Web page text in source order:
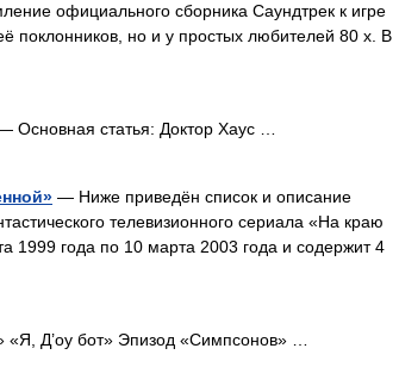
официального сборника Саундтрек к игре
поклонников, но и у простых любителей 80 х. В
Основная статья: Доктор Хаус …
— Ниже приведён список и описание
телевизионного сериала «На краю
1999 года по 10 марта 2003 года и содержит 4
Д’оу бот» Эпизод «Симпсонов» …